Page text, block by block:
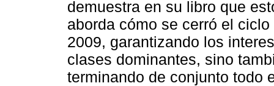
demuestra en su libro que
aborda cómo se cerró el
2009, garantizando los
clases dominantes, sino
terminando de conjunto todo